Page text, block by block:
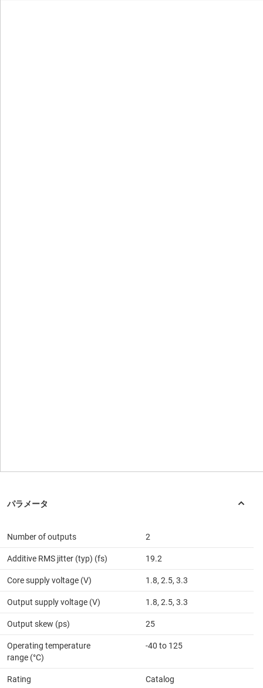
Number of outputs 2
Additive RMS jitter (typ) (fs) 19.2
Core supply voltage (V) 1.8, 2.5, 3.3
Output supply voltage (V) 1.8, 2.5, 3.3
Output skew (ps) 25
Operating temperature
range (°C)
-40 to 125
Rating Catalog